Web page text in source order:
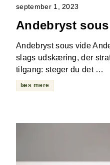
september 1, 2023
Andebryst
Andebryst sous vide
slags udskæring, der
tilgang: steger du det …
læs mere